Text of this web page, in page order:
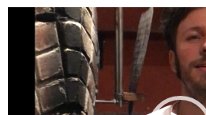
Video-
Player